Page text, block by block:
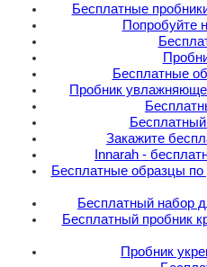
Бесплатные
Попробуйте
Бесплатные
Пробник
Закажите
Innarah -
Бесплатные образцы по
Бесплатный набор
Бесплатный пробник
Пробник